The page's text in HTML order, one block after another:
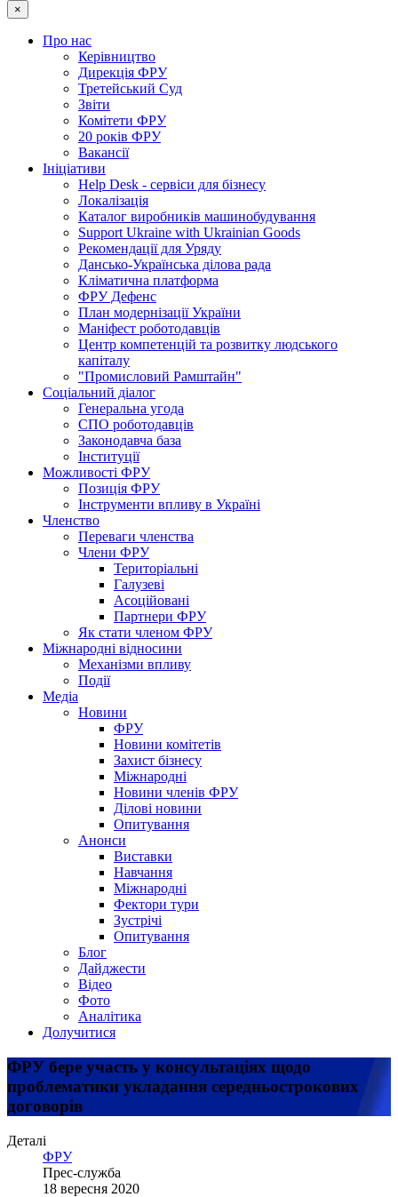
×
Про нас
Керівництво
Дирекція ФРУ
Третейський Суд
Звіти
Комітети ФРУ
20 років ФРУ
Вакансії
Ініціативи
Help Desk - сервіси для бізнесу
Локалізація
Каталог виробників машинобудування
Support Ukraine with Ukrainian Goods
Рекомендації для Уряду
Дансько-Українська ділова рада
Кліматична платформа
ФРУ Дефенс
План модернізації України
Маніфест роботодавців
Центр компетенцій та розвитку людського
капіталу
"Промисловий Рамштайн"
Соціальний діалог
Генеральна угода
СПО роботодавців
Законодавча база
Інституції
Можливості ФРУ
Позиція ФРУ
Інструменти впливу в Україні
Членство
Переваги членства
Члени ФРУ
Територіальні
Галузеві
Асоційовані
Партнери ФРУ
Як стати членом ФРУ
Міжнародні відносини
Механізми впливу
Події
Медіа
Новини
ФРУ
Новини комітетів
Захист бізнесу
Міжнародні
Новини членів ФРУ
Ділові новини
Опитування
Анонси
Виставки
Навчання
Міжнародні
Фектори тури
Зустрічі
Опитування
Блог
Дайджести
Відео
Фото
Аналітика
Долучитися
ФРУ бере участь у консультаціях щодо
проблематики укладання середньострокових
договорів
Деталі
ФРУ
Прес-служба
18 вересня 2020